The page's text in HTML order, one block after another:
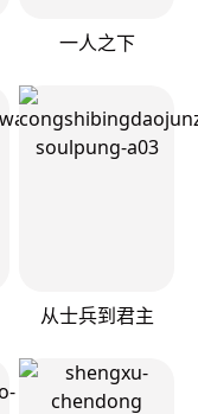
一人之下
从士兵到君主